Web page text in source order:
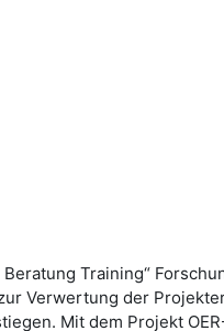
Training“
Verwertung der
Mit dem Projekt